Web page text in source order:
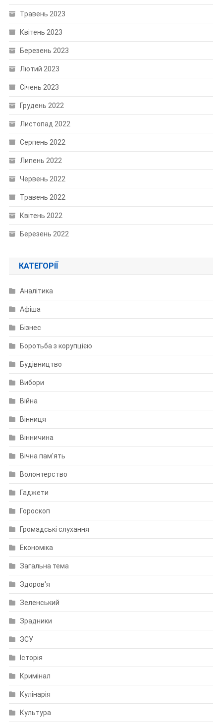
Травень 2023
Квітень 2023
Березень 2023
Лютий 2023
Січень 2023
Грудень 2022
Листопад 2022
Серпень 2022
Липень 2022
Червень 2022
Травень 2022
Квітень 2022
Березень 2022
КАТЕГОРІЇ
Аналітика
Афіша
Бізнес
Боротьба з корупцією
Будівництво
Вибори
Війна
Вінниця
Вінничина
Вічна пам'ять
Волонтерство
Гаджети
Гороскоп
Громадські слухання
Економіка
Загальна тема
Здоров'я
Зеленський
Зрадники
ЗСУ
Історія
Кримінал
Кулінарія
Культура